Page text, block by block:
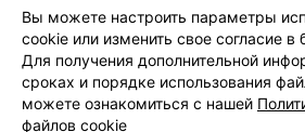
Обработка
Вы можете настроить параметры
cookie или изменить свое согласие в
Для получения дополнительной
сроках и порядке использования
можете ознакомиться с нашей
файлов cookie